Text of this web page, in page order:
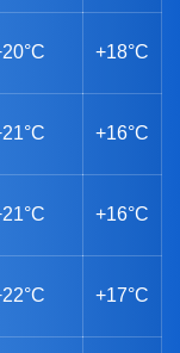
+18°C
+16°C
+16°C
+17°C